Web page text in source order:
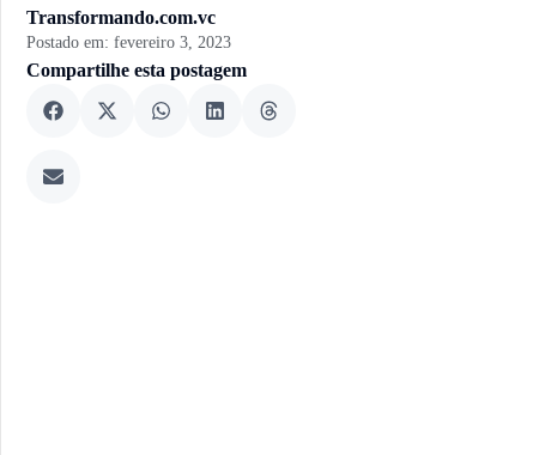
Transformando.com.vc
Postado em: fevereiro 3, 2023
Compartilhe esta postagem